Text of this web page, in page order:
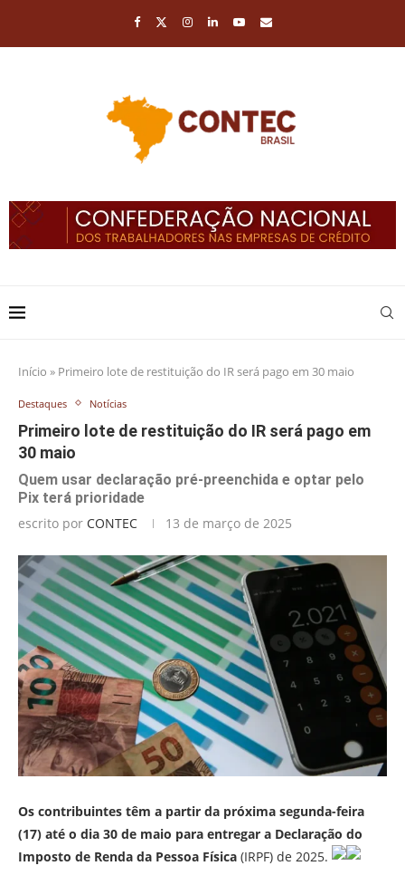
Início » Primeiro lote de restituição do IR será pago em 30 maio
Destaques Notícias
Primeiro lote de restituição do IR será pago em
30 maio
Quem usar declaração pré-preenchida e optar pelo
Pix terá prioridade
escrito por CONTEC 13 de março de 2025
Os contribuintes têm a partir da próxima segunda-feira
(17) até o dia 30 de maio para entregar a Declaração do
Imposto de Renda da Pessoa Física (IRPF) de 2025.